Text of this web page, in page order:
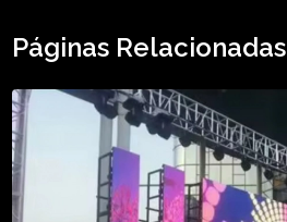
Páginas Relacionadas